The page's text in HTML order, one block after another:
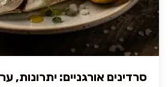
סרדינים אורגניים: יתרונות,